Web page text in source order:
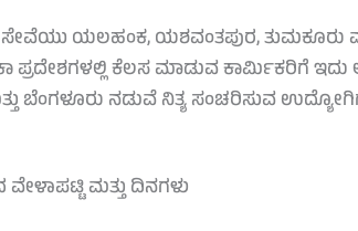
ಸೇವೆಯು ಯಲಹಂಕ, ಯಶವಂತಪುರ, ತುಮಕೂರು
ಪ್ರದೇಶಗಳಲ್ಲಿ ಕೆಲಸ ಮಾಡುವ ಕಾರ್ಮಿಕರಿಗೆ
ಬೆಂಗಳೂರು ನಡುವೆ ನಿತ್ಯ ಸಂಚರಿಸುವ
ವೇಳಾಪಟ್ಟಿ ಮತ್ತು ದಿನಗಳು